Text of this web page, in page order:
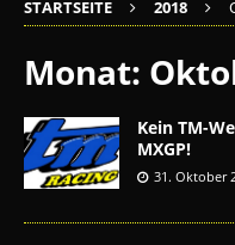
STARTSEITE 2018
Monat:
Kein TM-
MXGP!
31. Oktober